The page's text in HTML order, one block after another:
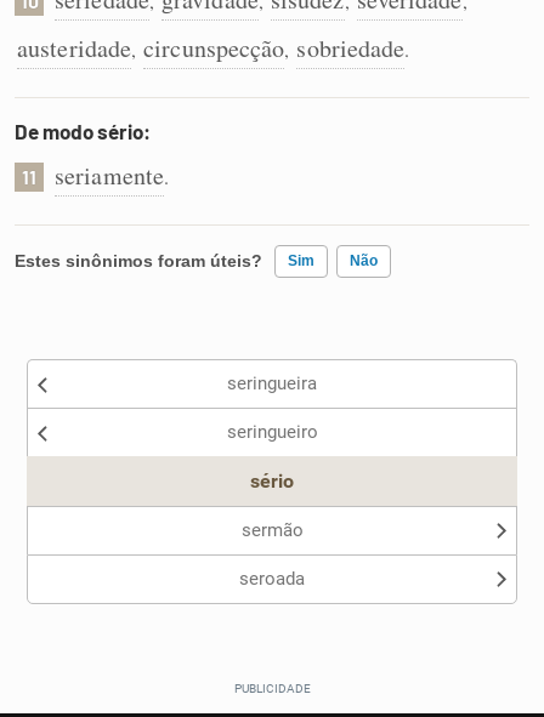
austeridade, circunspecção, sobriedade.
De modo sério:
11 seriamente.
Estes sinônimos foram úteis? Sim Não
Nenhum dos sinônimos apresentados me ajudou
seringueira
seringueiro
sério
sermão
seroada